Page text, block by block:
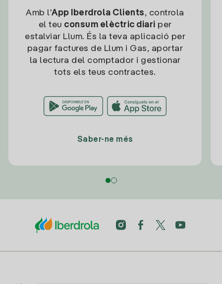
Amb l'App Iberdrola Clients, controla
el teu consum elèctric diari per
estalviar Llum. És la teva aplicació per
pagar factures de Llum i Gas, aportar
la lectura del comptador i gestionar
tots els teus contractes.
Saber-ne més